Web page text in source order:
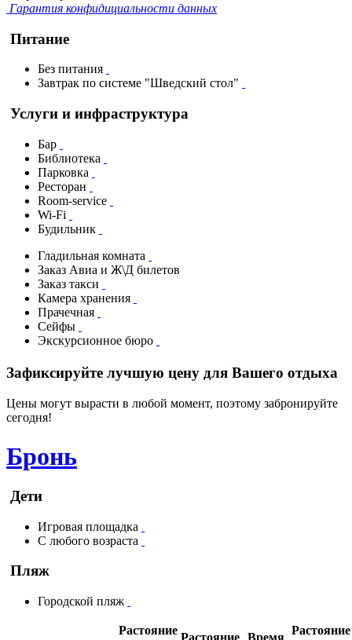
Гарантия конфидициальности данных
Питание
Без питания
Завтрак по системе "Шведский стол"
Услуги и инфраструктура
Бар
Библиотека
Парковка
Ресторан
Room-service
Wi-Fi
Будильник
Гладильная комната
Заказ Авиа и Ж\Д билетов
Заказ такси
Камера хранения
Прачечная
Сейфы
Экскурсионное бюро
Зафиксируйте лучшую цену для Вашего отдыха
Цены могут вырасти в любой момент, поэтому забронируйте
сегодня!
Бронь
Дети
Игровая площадка
С любого возраста
Пляж
Городской пляж
Растояние
Растояние Время
Растояние